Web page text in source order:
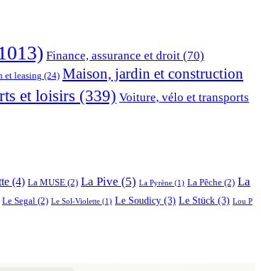
Finance, assurance et droit (70)
et leasing (24) Maison, jardin et construction
et loisirs (339) Voiture, vélo et transports
(4) La MUSE (2) La Pive (5) La Pyrène (1) La Pêche (2) La
Le Segal (2) Le Sol-Violette (1) Le Soudicy (3) Le Stück (3) Lou P